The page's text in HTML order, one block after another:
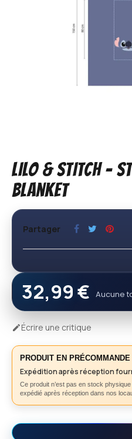
LILO & STITCH -
Blanket
Partager
32,99 € Aucune
Écrire une critique
PRODUIT EN PRÉCOMMANDE
Expédition après réception
Ce produit n’est pas en stock
expédié après réception dans nos